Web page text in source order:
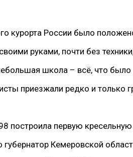
курорта России было
руками, почти без
школа – всё, что было
приезжали редко и только
построила первую
губернатор Кемеровской